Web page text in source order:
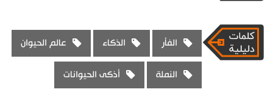
الفأر الذكاء عالم الحيوان
النملة أذكى الحيوانات